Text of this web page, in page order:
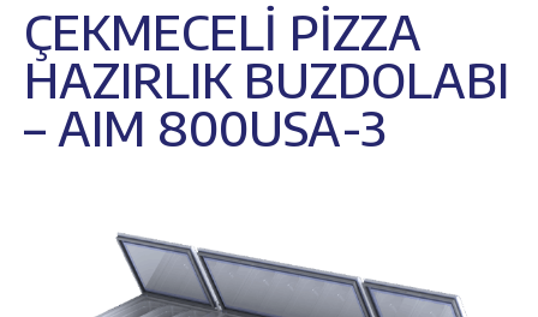
ÇEKMECELİ PİZZA
HAZIRLIK BUZDOLABI
– AIM 800USA-3